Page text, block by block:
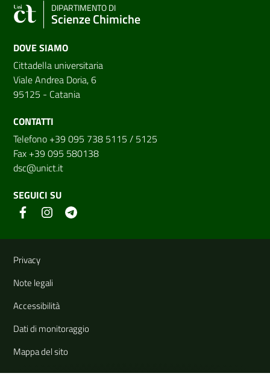
DIPARTIMENTO DI
Scienze Chimiche
DOVE SIAMO
Cittadella universitaria
Viale Andrea Doria, 6
95125 - Catania
CONTATTI
Telefono +39 095 738 5115 / 5125
Fax +39 095 580138
dsc@unict.it
SEGUICI SU
Link e informazioni utili
Privacy
Note legali
Accessibilità
Dati di monitoraggio
Mappa del sito